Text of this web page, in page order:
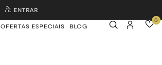
ENTRAR
OFERTAS ESPECIAIS BLOG
0